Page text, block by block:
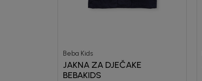
Beba Kids
JAKNA ZA DJEČAKE
BEBAKIDS